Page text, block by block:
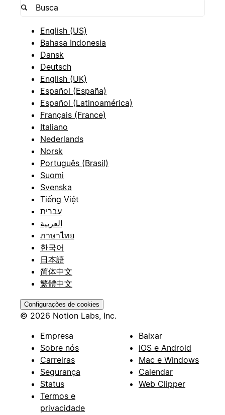
English (US)
Bahasa Indonesia
Dansk
Deutsch
English (UK)
Español (España)
Español (Latinoamérica)
Français (France)
Italiano
Nederlands
Norsk
Português (Brasil)
Suomi
Svenska
Tiếng Việt
עברית
العربية
ภาษาไทย
한국어
日本語
简体中文
繁體中文
Configurações de cookies
© 2026 Notion Labs, Inc.
Empresa
Sobre nós
Carreiras
Segurança
Status
Termos e
privacidade
Baixar
iOS e Android
Mac e Windows
Calendar
Web Clipper